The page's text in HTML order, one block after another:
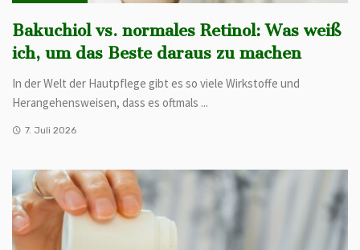
Bakuchiol vs. normales Retinol: Was weiß
ich, um das Beste daraus zu machen
In der Welt der Hautpflege gibt es so viele Wirkstoffe und
Herangehensweisen, dass es oftmals ...
7. Juli 2026